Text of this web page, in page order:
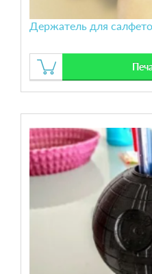
Держатель для